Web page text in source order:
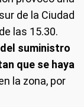
de la Ciudad
las 15.30.
suministro
que se haya
la zona, por